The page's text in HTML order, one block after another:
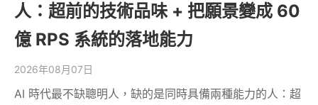
人：超前的技術品味 + 把願景變成 60
億 RPS 系統的落地能力
2026年08月07日
AI 時代最不缺聰明人，缺的是同時具備兩種能力的人：超